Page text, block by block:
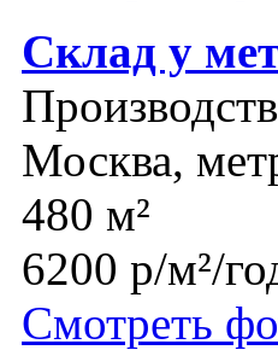
Склад у
Москва,
480 м²
6200 р/м²/
Смотреть